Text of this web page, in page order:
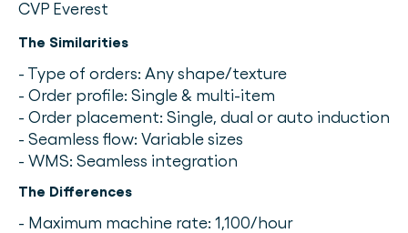
CVP Everest
The Similarities
- Type of orders: Any shape/texture
- Order profile: Single & multi-item
- Order placement: Single, dual or auto induction
- Seamless flow: Variable sizes
- WMS: Seamless integration
The Differences
- Maximum machine rate: 1,100/hour